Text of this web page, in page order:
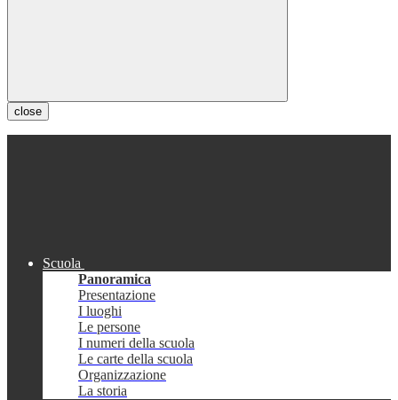
close
Scuola
Panoramica
Presentazione
I luoghi
Le persone
I numeri della scuola
Le carte della scuola
Organizzazione
La storia